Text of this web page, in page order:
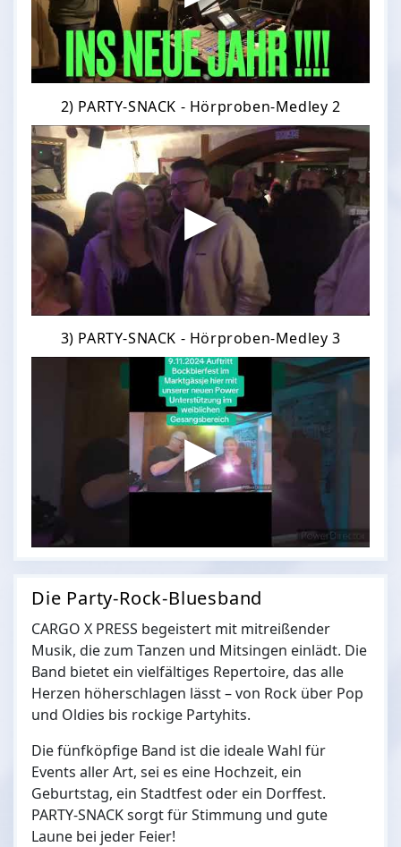
2) PARTY-SNACK - Hörproben-Medley 2
3) PARTY-SNACK - Hörproben-Medley 3
Die Party-Rock-Bluesband
CARGO X PRESS begeistert mit mitreißender
Musik, die zum Tanzen und Mitsingen einlädt. Die
Band bietet ein vielfältiges Repertoire, das alle
Herzen höherschlagen lässt – von Rock über Pop
und Oldies bis rockige Partyhits.
Die fünfköpfige Band ist die ideale Wahl für
Events aller Art, sei es eine Hochzeit, ein
Geburtstag, ein Stadtfest oder ein Dorffest.
PARTY-SNACK sorgt für Stimmung und gute
Laune bei jeder Feier!